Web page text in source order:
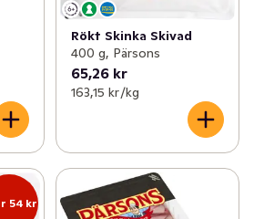
Rökt Skinka Skivad
400 g, Pärsons
65,26 kr
163,15 kr /kg
54 kr